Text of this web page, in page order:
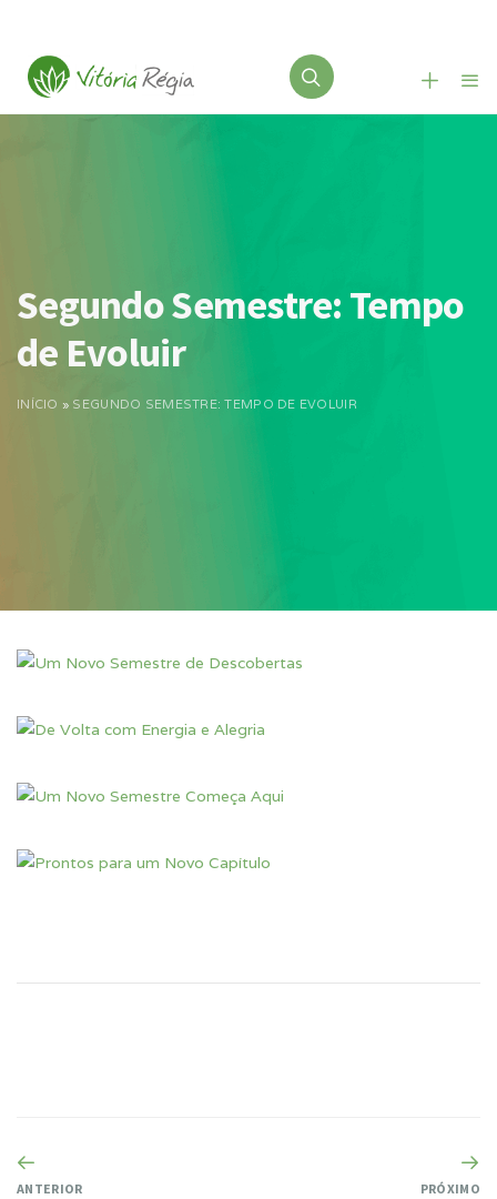
Segundo Semestre: Tempo
de Evoluir
INÍCIO » SEGUNDO SEMESTRE: TEMPO DE EVOLUIR
ANTERIOR PRÓXIMO